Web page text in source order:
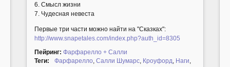
6. Смысл жизни
7. Чудесная невеста
Первые три части можно найти на "Сказках":
http://www.snapetales.com/index.php?auth_id=8305
Пейринг: Фарфарелло + Салли
Теги:
Фарфарелло Салли Шумарс Кроуфорд Наги